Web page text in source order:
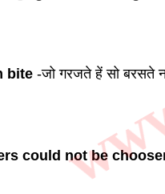
bite -जो गरजते हें सो बरसते
could not be